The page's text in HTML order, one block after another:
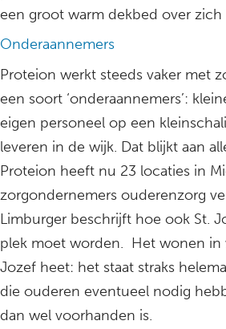
een groot warm dekbed over zich
Onderaannemers
Proteion werkt steeds vaker met
een soort ‘onderaannemers’:
eigen personeel op een
leveren in de wijk. Dat blijkt aan
Proteion heeft nu 23 locaties in
zorgondernemers ouderenzorg
Limburger beschrijft hoe ook St.
plek moet worden. Het wonen in
Jozef heet: het staat straks
die ouderen eventueel nodig
dan wel voorhanden is.